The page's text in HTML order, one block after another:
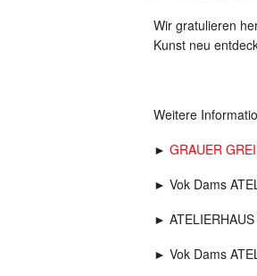
Wir gratulieren
Kunst neu
Weitere
► GRAUER
► Vok Dams
►
► Vok Dams